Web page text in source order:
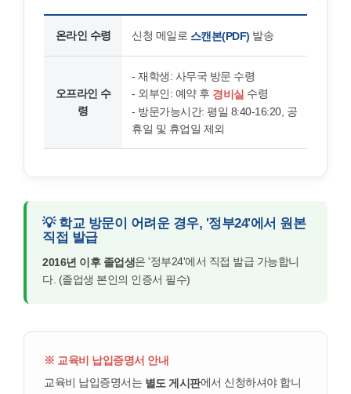
온라인 수령 신청 메일로 스캔본(PDF) 발송
오프라인 수
령
- 재학생: 사무국 방문 수령
- 외부인: 예약 후 경비실 수령
- 방문가능시간: 평일 8:40-16:20, 공
휴일 및 휴업일 제외
💡 학교 방문이 어려운 경우, '정부24'에서 원본
직접 발급
2016년 이후 졸업생은 '정부24'에서 직접 발급 가능합니
다. (졸업생 본인의 인증서 필수)
※ 교육비 납입증명서 안내
교육비 납입증명서는 별도 게시판에서 신청하셔야 합니